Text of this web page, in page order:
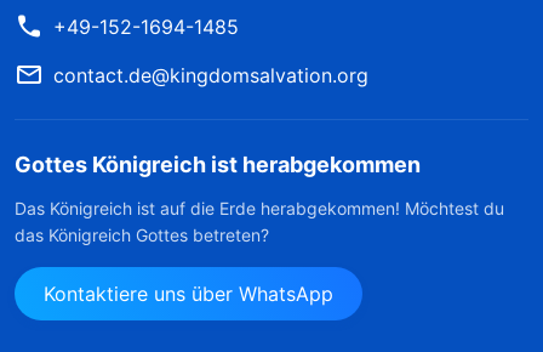
+49-152-1694-1485
contact.de@kingdomsalvation.org
Gottes Königreich ist herabgekommen
Das Königreich ist auf die Erde herabgekommen! Möchtest du
das Königreich Gottes betreten?
Kontaktiere uns über WhatsApp